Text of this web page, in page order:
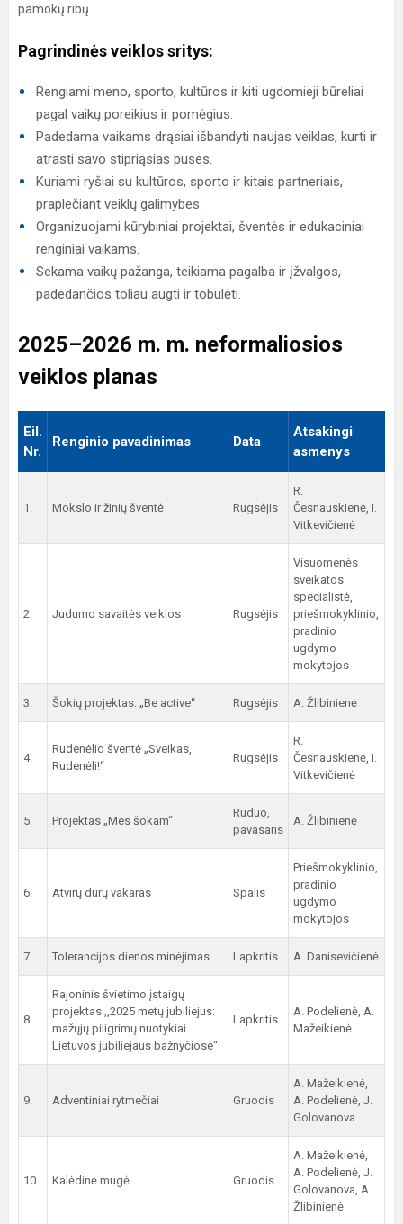
pamokų ribų.
Pagrindinės veiklos sritys:
Rengiami meno, sporto, kultūros ir kiti ugdomieji būreliai
pagal vaikų poreikius ir pomėgius.
Padedama vaikams drąsiai išbandyti naujas veiklas, kurti ir
atrasti savo stipriąsias puses.
Kuriami ryšiai su kultūros, sporto ir kitais partneriais,
praplečiant veiklų galimybes.
Organizuojami kūrybiniai projektai, šventės ir edukaciniai
renginiai vaikams.
Sekama vaikų pažanga, teikiama pagalba ir įžvalgos,
padedančios toliau augti ir tobulėti.
2025–2026 m. m. neformaliosios
veiklos planas
Eil.
Nr.
Renginio pavadinimas Data
Atsakingi
asmenys
1. Mokslo ir žinių šventė Rugsėjis
R.
Česnauskienė, I.
Vitkevičienė
2. Judumo savaitės veiklos Rugsėjis
Visuomenės
sveikatos
specialistė,
priešmokyklinio,
pradinio
ugdymo
mokytojos
3. Šokių projektas: „Be active“ Rugsėjis A. Žlibinienė
4.
Rudenėlio šventė „Sveikas,
Rudenėli!“
Rugsėjis
R.
Česnauskienė, I.
Vitkevičienė
5. Projektas „Mes šokam“
Ruduo,
pavasaris
A. Žlibinienė
6. Atvirų durų vakaras Spalis
Priešmokyklinio,
pradinio
ugdymo
mokytojos
7. Tolerancijos dienos minėjimas Lapkritis A. Danisevičienė
8.
Rajoninis švietimo įstaigų
projektas ,,2025 metų jubiliejus:
mažųjų piligrimų nuotykiai
Lietuvos jubiliejaus bažnyčiose“
Lapkritis
A. Podelienė, A.
Mažeikienė
9. Adventiniai rytmečiai Gruodis
A. Mažeikienė,
A. Podelienė, J.
Golovanova
10. Kalėdinė mugė Gruodis
A. Mažeikienė,
A. Podelienė, J.
Golovanova, A.
Žlibinienė